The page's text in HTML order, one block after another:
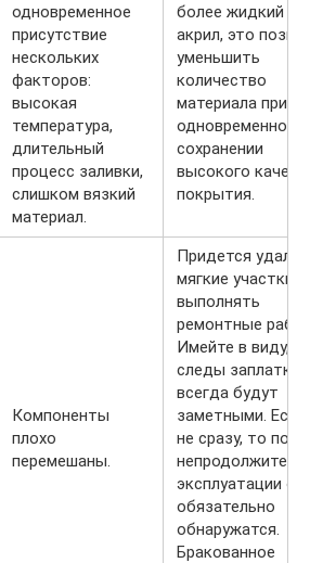
одновременное
присутствие
нескольких
факторов:
высокая
температура,
длительный
процесс заливки,
слишком вязкий
материал.
более жидкий
акрил, это
уменьшить
количество
материала при
одновременном
сохранении
высокого
покрытия.
Компоненты
плохо
перемешаны.
Придется
мягкие участки и
выполнять
ремонтные
Имейте в виду,
следы заплатки
всегда будут
заметными. Если
не сразу, то
эксплуатации
обязательно
обнаружатся.
Бракованное